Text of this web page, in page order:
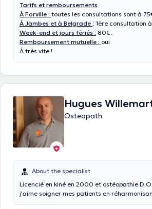
Tarifs et remboursements
À Forville : toutes les consultations sont à
À Jambes et à Belgrade : 1ère consultation
Week-end et jours fériés : 80€.
Remboursement mutuelle : oui
À très vite !
Hugues
Osteopath
About the specialist
Licencié en kiné en 2000 et ostéopathie
j'aime soigner mes patients en